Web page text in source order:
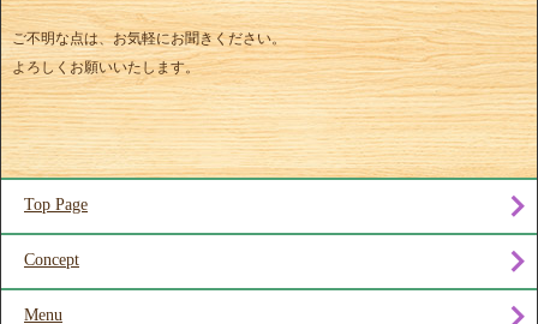
ご不明な点は、お気軽にお聞きください。
よろしくお願いいたします。
Top Page
Concept
Menu